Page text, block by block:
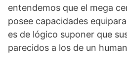
entendemos que el mega
posee capacidades
es de lógico suponer que
parecidos a los de un